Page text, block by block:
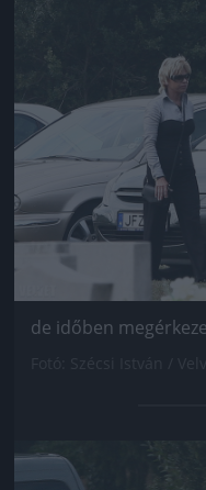
de időben